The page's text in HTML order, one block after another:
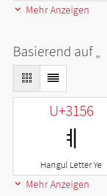
Mehr Anzeigen
Basierend auf „
U+3156
ㅖ
Hangul Letter Ye
Mehr Anzeigen